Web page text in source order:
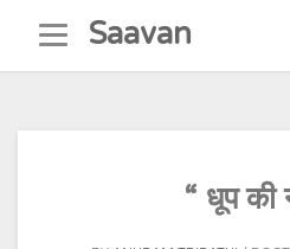
content
Saavan
“ धूप की